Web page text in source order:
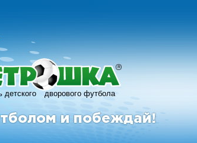
детского дворового футбола
R
и побеждай!